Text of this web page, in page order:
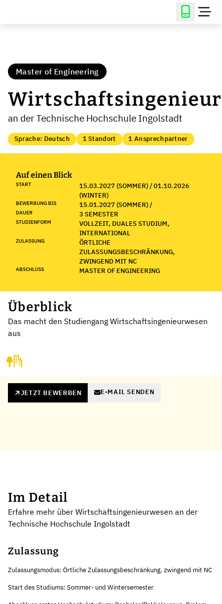
Master of Engineering
an der Technische Hochschule Ingolstadt
Sprache: Deutsch 1 Standort 1 Ansprechpartner
Auf einen Blick
START
15.03.2027 (SOMMER) / 01.10.2026
(WINTER)
BEWERBUNG BIS 15.01.2027 (SOMMER) /
DAUER 3 SEMESTER
STUDIENFORM
VOLLZEIT, DUALES STUDIUM,
INTERNATIONAL
ZULASSUNG
ÖRTLICHE
ZULASSUNGSBESCHRÄNKUNG,
ZWINGEND MIT NC
ABSCHLUSS MASTER OF ENGINEERING
Überblick
Das macht den Studiengang Wirtschaftsingenieurwesen
aus
JETZT BEWERBEN E-MAIL SENDEN
Im Detail
Erfahre mehr über Wirtschaftsingenieurwesen an der
Technische Hochschule Ingolstadt
Zulassung
Zulassungsmodus: Örtliche Zulassungsbeschränkung, zwingend mit NC
Start des Studiums: Sommer- und Wintersemester